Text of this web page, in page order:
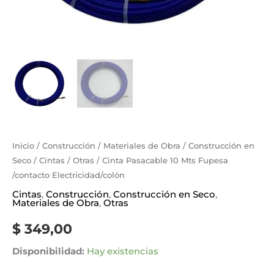
Inicio / Construcción / Materiales de Obra / Construcción en
Seco / Cintas / Otras / Cinta Pasacable 10 Mts Fupesa
/contacto Electricidad/colón
Cintas, Construcción, Construcción en Seco,
Materiales de Obra, Otras
$ 349,00
Disponibilidad: Hay existencias